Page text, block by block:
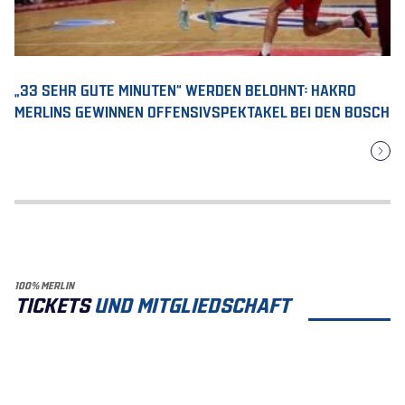
„33 SEHR GUTE MINUTEN“ WERDEN BELOHNT: HAKRO
MERLINS GEWINNEN OFFENSIVSPEKTAKEL BEI DEN BOSCH
100% MERLIN
TICKETSUND MITGLIEDSCHAFT